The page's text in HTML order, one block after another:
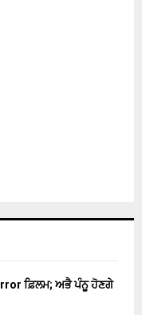
ਫ਼ਿਲਮ; ਅਭੈ ਪੰਨੂ ਹੋਣਗੇ